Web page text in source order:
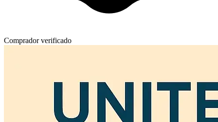
Comprador verificado